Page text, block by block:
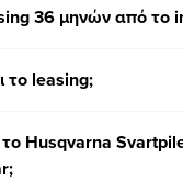
36 μηνών από το
το leasing;
το Husqvarna